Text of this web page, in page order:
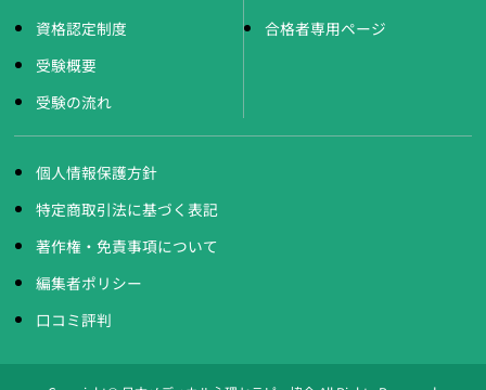
資格認定制度
受験概要
受験の流れ
合格者専用ページ
個人情報保護方針
特定商取引法に基づく表記
著作権・免責事項について
編集者ポリシー
口コミ評判